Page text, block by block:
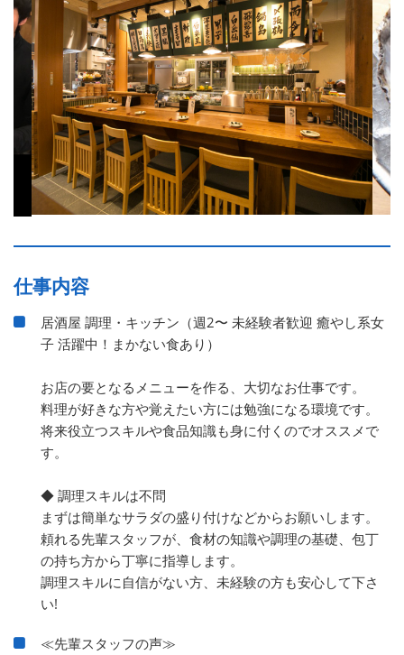
仕事内容
居酒屋 調理・キッチン（週2〜 未経験者歓迎 癒やし系女
子 活躍中！まかない食あり）
お店の要となるメニューを作る、大切なお仕事です。
料理が好きな方や覚えたい方には勉強になる環境です。
将来役立つスキルや食品知識も身に付くのでオススメで
す。
◆ 調理スキルは不問
まずは簡単なサラダの盛り付けなどからお願いします。
頼れる先輩スタッフが、食材の知識や調理の基礎、包丁
の持ち方から丁寧に指導します。
調理スキルに自信がない方、未経験の方も安心して下さ
い!
≪先輩スタッフの声≫